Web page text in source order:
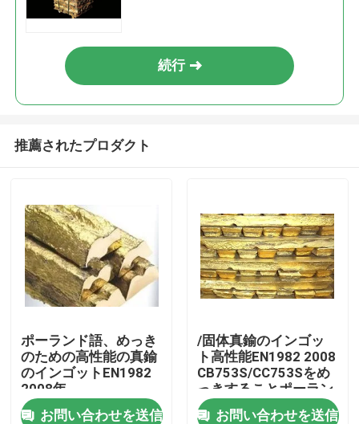
続行
推薦されたプロダクト
ポーランド語、めっき
のための高性能の真鍮
のインゴットEN1982
2008年
お問い合わせを送信
/固体真鍮のインゴッ
ト高性能EN1982 2008
CB753S/CC753Sをめ
っきすることポーラン
ド語
お問い合わせを送信